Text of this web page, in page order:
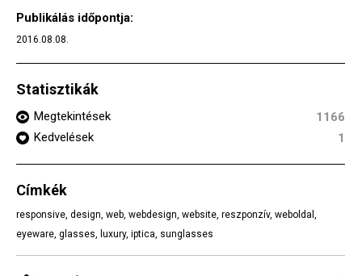
Publikálás időpontja:
2016.08.08.
Statisztikák
Megtekintések
1166
Kedvelések
1
Címkék
responsive, design, web, webdesign, website, reszponzív, weboldal ,
eyeware, glasses, luxury, iptica, sunglasses